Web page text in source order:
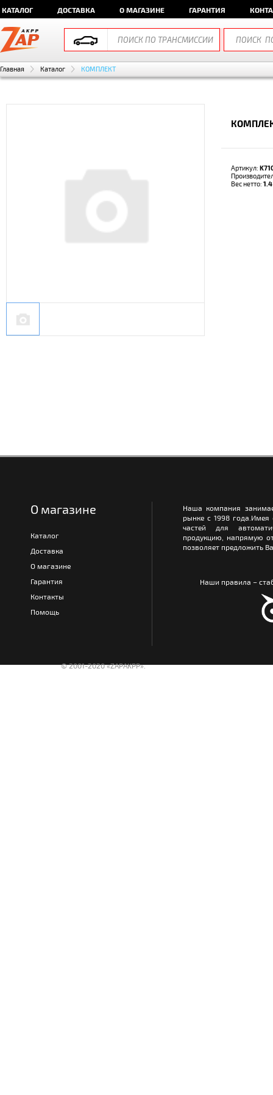
КАТАЛОГ ДОСТАВКА О МАГАЗИНЕ ГАРАНТИЯ
Главная Каталог КОМПЛЕКТ
Артикул:
Вес нетто: 1.4
О магазине
Каталог
Доставка
О магазине
Гарантия
Контакты
Помощь
Наша компания
рынке с 1998
частей для
продукцию, напрямую
позволяет предложить
Наши правила –
© 2001-2020 «ZAPAKPP».